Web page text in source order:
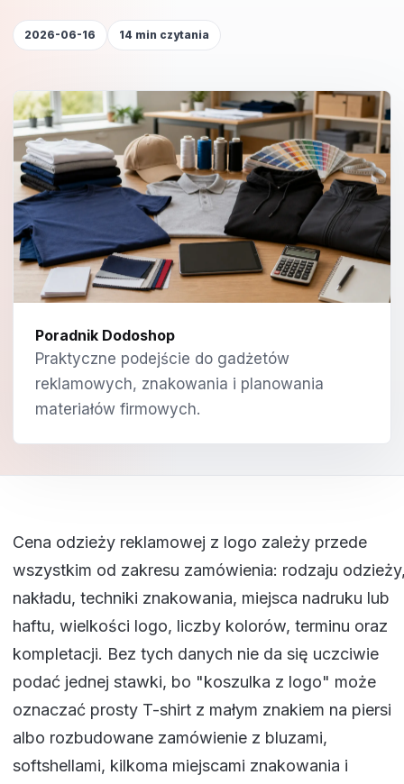
2026-06-16 14 min czytania
Poradnik Dodoshop
Praktyczne podejście do gadżetów
reklamowych, znakowania i planowania
materiałów firmowych.
Cena odzieży reklamowej z logo zależy przede
wszystkim od zakresu zamówienia: rodzaju
nakładu, techniki znakowania, miejsca nadruku lub
haftu, wielkości logo, liczby kolorów, terminu oraz
kompletacji. Bez tych danych nie da się uczciwie
podać jednej stawki, bo "koszulka z logo" może
oznaczać prosty T-shirt z małym znakiem na piersi
albo rozbudowane zamówienie z bluzami,
softshellami, kilkoma miejscami znakowania i